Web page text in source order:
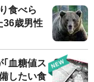
食べら
36歳男性
血糖値ス
したい食